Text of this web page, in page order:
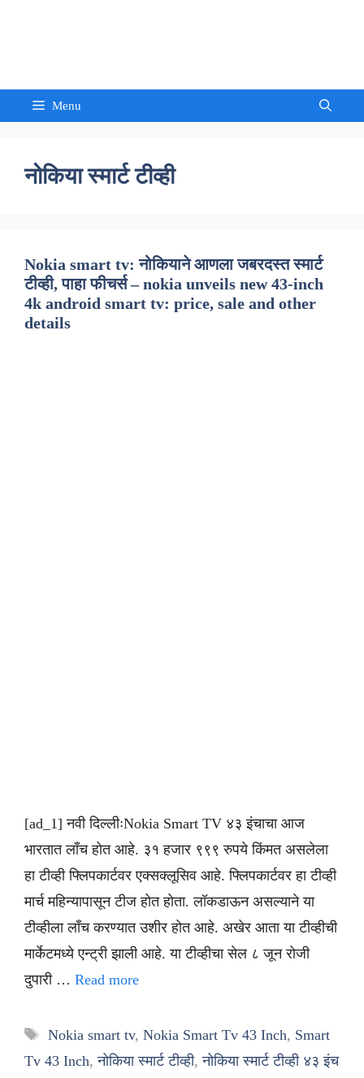
Menu
नोकिया स्मार्ट टीव्ही
Nokia smart tv: नोकियाने आणला जबरदस्त स्मार्ट
टीव्ही, पाहा फीचर्स – nokia unveils new 43-inch
4k android smart tv: price, sale and other
details
[ad_1] नवी दिल्लीःNokia Smart TV ४३ इंचाचा आज
भारतात लाँच होत आहे. ३१ हजार ९९९ रुपये किंमत असलेला
हा टीव्ही फ्लिपकार्टवर एक्सक्लूसिव आहे. फ्लिपकार्टवर हा टीव्ही
मार्च महिन्यापासून टीज होत होता. लॉकडाऊन असल्याने या
टीव्हीला लाँच करण्यात उशीर होत आहे. अखेर आता या टीव्हीची
मार्केटमध्ये एन्ट्री झाली आहे. या टीव्हीचा सेल ८ जून रोजी
दुपारी … Read more
Tags
Nokia smart tv, Nokia Smart Tv 43 Inch, Smart
Tv 43 Inch,नोकिया स्मार्ट टीव्ही,नोकिया स्मार्ट टीव्ही ४३ इंच